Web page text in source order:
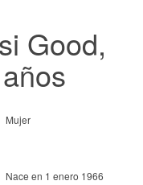
Good,
Mujer
Nace en 1 enero 1966